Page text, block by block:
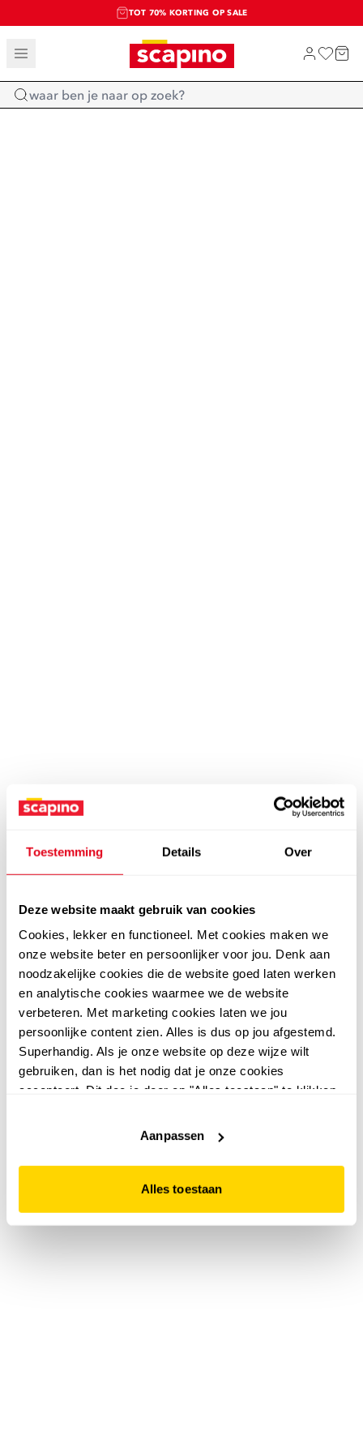
Toestemming Details Over
Deze website maakt gebruik van cookies
Cookies, lekker en functioneel. Met cookies maken we
onze website beter en persoonlijker voor jou. Denk aan
noodzakelijke cookies die de website goed laten werken
en analytische cookies waarmee we de website
verbeteren. Met marketing cookies laten we jou
persoonlijke content zien. Alles is dus op jou afgestemd.
Superhandig. Als je onze website op deze wijze wilt
gebruiken, dan is het nodig dat je onze cookies
accepteert. Dit doe je door op "Alles toestaan" te klikken.
website niet optimaal functioneert.
Aanpassen
Alles toestaan
TOT 70% KORTING OP SALE
SALE: LAATSTE KANS!
SHOP NIEUW
Home